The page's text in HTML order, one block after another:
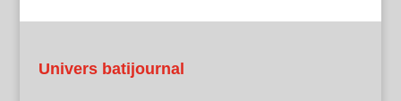
Univers batijournal